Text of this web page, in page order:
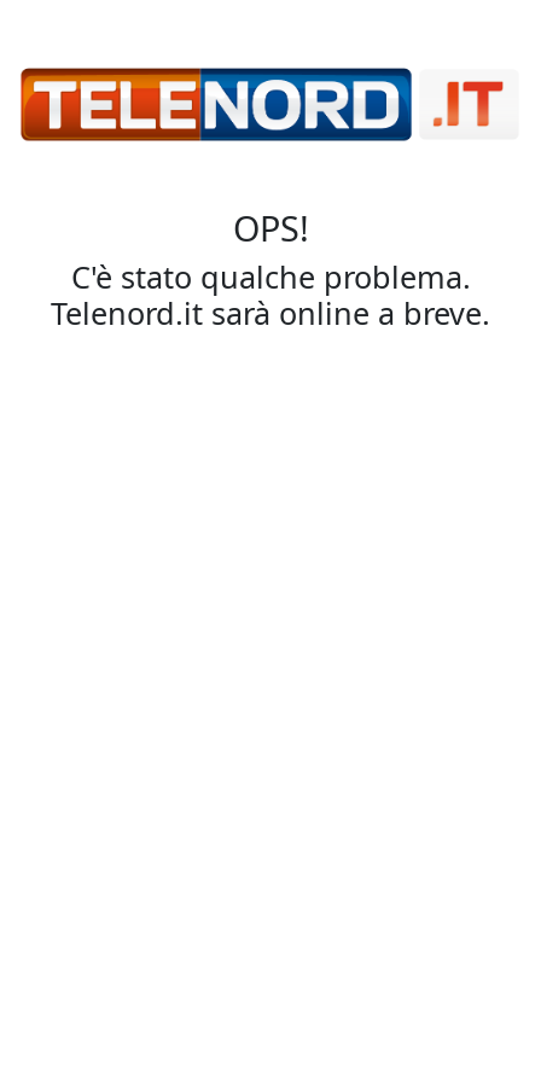
OPS!
C'è stato qualche problema.
Telenord.it sarà online a breve.